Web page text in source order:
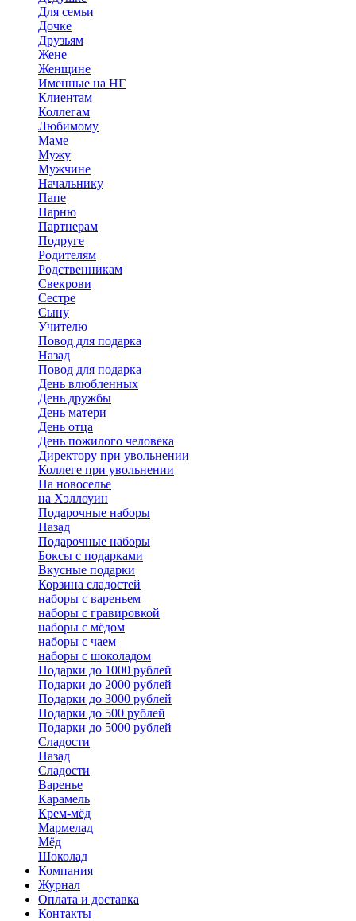
Для семьи
Дочке
Друзьям
Жене
Женщине
Именные на НГ
Клиентам
Коллегам
Любимому
Маме
Мужу
Мужчине
Начальнику
Папе
Парню
Партнерам
Подруге
Родителям
Родственникам
Свекрови
Сестре
Сыну
Учителю
Повод для подарка
Назад
Повод для подарка
День влюбленных
День дружбы
День матери
День отца
День пожилого человека
Директору при увольнении
Коллеге при увольнении
На новоселье
на Хэллоуин
Подарочные наборы
Назад
Подарочные наборы
Боксы с подарками
Вкусные подарки
Корзина сладостей
наборы с вареньем
наборы с гравировкой
наборы с мёдом
наборы с чаем
наборы с шоколадом
Подарки до 1000 рублей
Подарки до 2000 рублей
Подарки до 3000 рублей
Подарки до 500 рублей
Подарки до 5000 рублей
Сладости
Назад
Сладости
Варенье
Карамель
Крем-мёд
Мармелад
Мёд
Шоколад
Компания
Журнал
Оплата и доставка
Контакты